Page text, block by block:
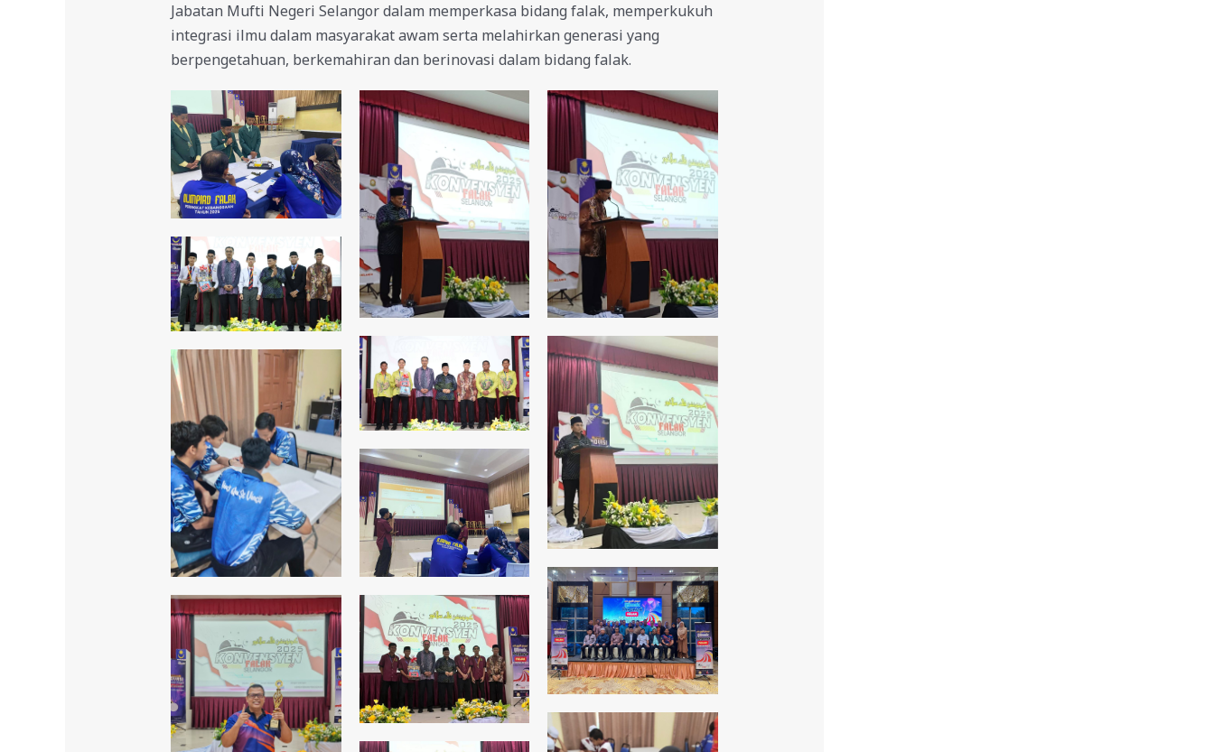
Jabatan Mufti Negeri Selangor dalam memperkasa bidang falak, memperkukuh
integrasi ilmu dalam masyarakat awam serta melahirkan generasi yang
berpengetahuan, berkemahiran dan berinovasi dalam bidang falak.